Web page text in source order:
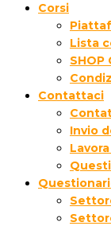
Corsi
Lista
SHOP
Contattaci
Invio